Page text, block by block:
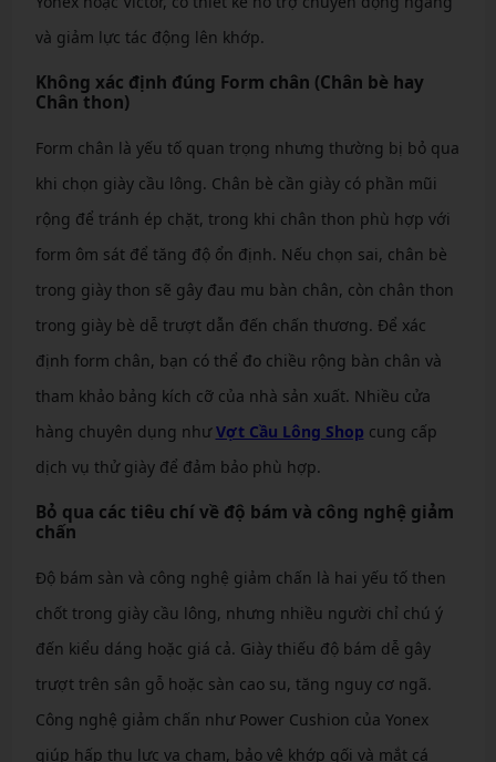
và giảm lực tác động lên khớp.
Không xác định đúng Form chân (Chân bè hay
Chân thon)
Form chân là yếu tố quan trọng nhưng thường bị bỏ qua
khi chọn giày cầu lông. Chân bè cần giày có phần mũi
rộng để tránh ép chặt, trong khi chân thon phù hợp với
form ôm sát để tăng độ ổn định. Nếu chọn sai, chân bè
trong giày thon sẽ gây đau mu bàn chân, còn chân thon
trong giày bè dễ trượt dẫn đến chấn thương. Để xác
định form chân, bạn có thể đo chiều rộng bàn chân và
tham khảo bảng kích cỡ của nhà sản xuất. Nhiều cửa
hàng chuyên dụng nhưVợt Cầu Lông Shop cung cấp
dịch vụ thử giày để đảm bảo phù hợp.
Bỏ qua các tiêu chí về độ bám và công nghệ giảm
chấn
Độ bám sàn và công nghệ giảm chấn là hai yếu tố then
chốt trong giày cầu lông, nhưng nhiều người chỉ chú ý
đến kiểu dáng hoặc giá cả. Giày thiếu độ bám dễ gây
trượt trên sân gỗ hoặc sàn cao su, tăng nguy cơ ngã.
Công nghệ giảm chấn như Power Cushion của Yonex
giúp hấp thụ lực va chạm, bảo vệ khớp gối và mắt cá